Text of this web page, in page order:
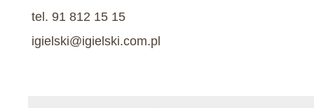
tel. 91 812 15 15
igielski@igielski.com.pl